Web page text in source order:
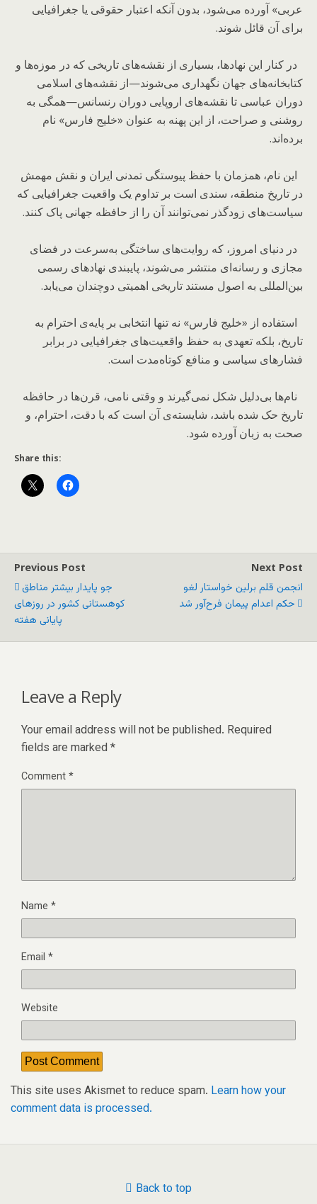
عربی» آورده می‌شود، بدون آنکه اعتبار حقوقی یا جغرافیایی
برای آن قائل شوند.
در کنار این نهادها، بسیاری از نقشه‌های تاریخی که در موزه‌ها و
کتابخانه‌های جهان نگهداری می‌شوند—از نقشه‌های اسلامی
دوران عباسی تا نقشه‌های اروپایی دوران رنسانس—همگی به
روشنی و صراحت، از این پهنه به عنوان «خلیج فارس» نام
برده‌اند.
این نام، همزمان با حفظ پیوستگی تمدنی ایران و نقش مهمش
در تاریخ منطقه، سندی است بر تداوم یک واقعیت جغرافیایی که
سیاست‌های زودگذر نمی‌توانند آن را از حافظه جهانی پاک کنند.
در دنیای امروز، که روایت‌های ساختگی به‌سرعت در فضای
مجازی و رسانه‌ای منتشر می‌شوند، پایبندی نهادهای رسمی
بین‌المللی به اصول مستند تاریخی اهمیتی دوچندان می‌یابد.
استفاده از «خلیج فارس» نه تنها انتخابی بر پایه‌ی احترام به
تاریخ، بلکه تعهدی به حفظ واقعیت‌های جغرافیایی در برابر
فشارهای سیاسی و منافع کوتاه‌مدت است.
نام‌ها بی‌دلیل شکل نمی‌گیرند و وقتی نامی، قرن‌ها در حافظه
تاریخ حک شده باشد، شایسته‌ی آن است که با دقت، احترام، و
صحت به زبان آورده شود.
Share this:
Previous Post
جو پایدار بیشتر مناطق
کوهستانی کشور در روزهای
پایانی هفته
Next Post
انجمن قلم برلین خواستار لغو
حکم اعدام پیمان فرح‌آور شد
Leave a Reply
Your email address will not be published. Required
fields are marked *
Comment*
Name *
Email *
Website
This site uses Akismet to reduce spam. Learn how your
comment data is processed.
Back to top